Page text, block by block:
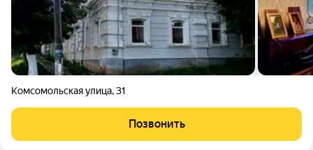
Комсомольская улица,31
Позвонить